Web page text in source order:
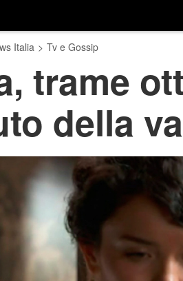
Italia > Tv e Gossip
trame
della